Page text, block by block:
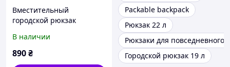
Вместительный
городской рюкзак
для школы
В наличии
890₴
Packable backpack
Рюкзак 22 л
Рюкзаки для повседневного
Городской рюкзак 19 л